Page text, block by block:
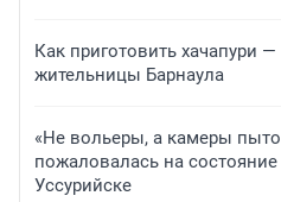
Как приготовить хачапури
жительницы Барнаула
«Не вольеры, а камеры
пожаловалась на
Уссурийске